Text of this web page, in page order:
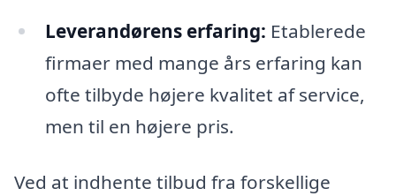
Leverandørens erfaring: Etablerede
firmaer med mange års erfaring kan
ofte tilbyde højere kvalitet af service,
men til en højere pris.
Ved at indhente tilbud fra forskellige